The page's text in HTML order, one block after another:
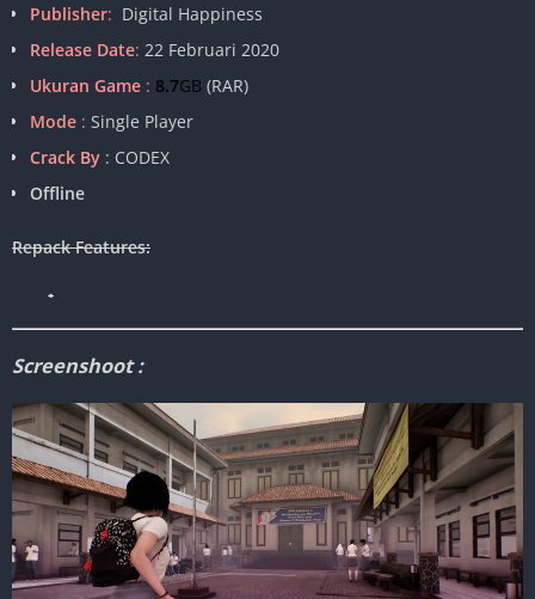
Publisher: Digital Happiness
Release Date: 22 Februari 2020
Ukuran Game : 8.7GB (RAR)
Mode : Single Player
Crack By : CODEX
Offline
Repack Features:
•
Screenshoot :